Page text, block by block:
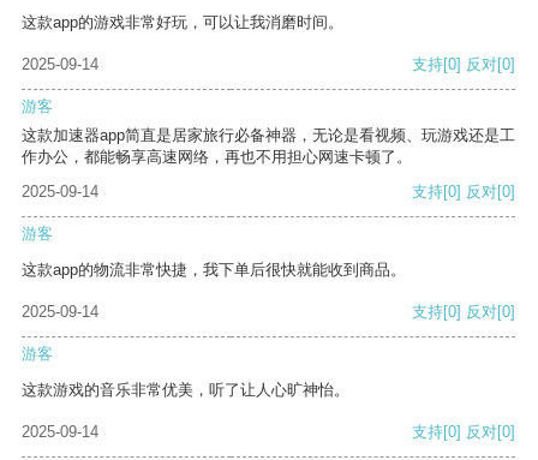
这款app的游戏非常好玩，可以让我消磨时间。
2025-09-14 支持[0] 反对[0]
游客
这款加速器app简直是居家旅行必备神器，无论是看视频、玩游戏还是工
作办公，都能畅享高速网络，再也不用担心网速卡顿了。
2025-09-14
支持[0] 反对[0]
游客
这款app的物流非常快捷，我下单后很快就能收到商品。
2025-09-14 支持[0] 反对[0]
游客
这款游戏的音乐非常优美，听了让人心旷神怡。
2025-09-14 支持[0] 反对[0]